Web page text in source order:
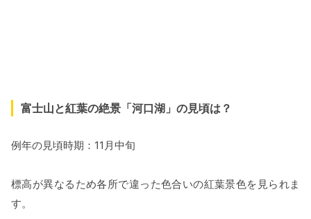
富士山と紅葉の絶景「河口湖」の見頃は？
例年の見頃時期：11月中旬
標高が異なるため各所で違った色合いの紅葉景色を見られま
す。